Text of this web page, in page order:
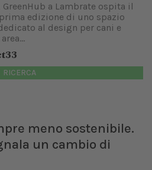
a Lambrate ospita il
edizione di uno spazio
al design per cani e
RICERCA
meno sostenibile.
un cambio di